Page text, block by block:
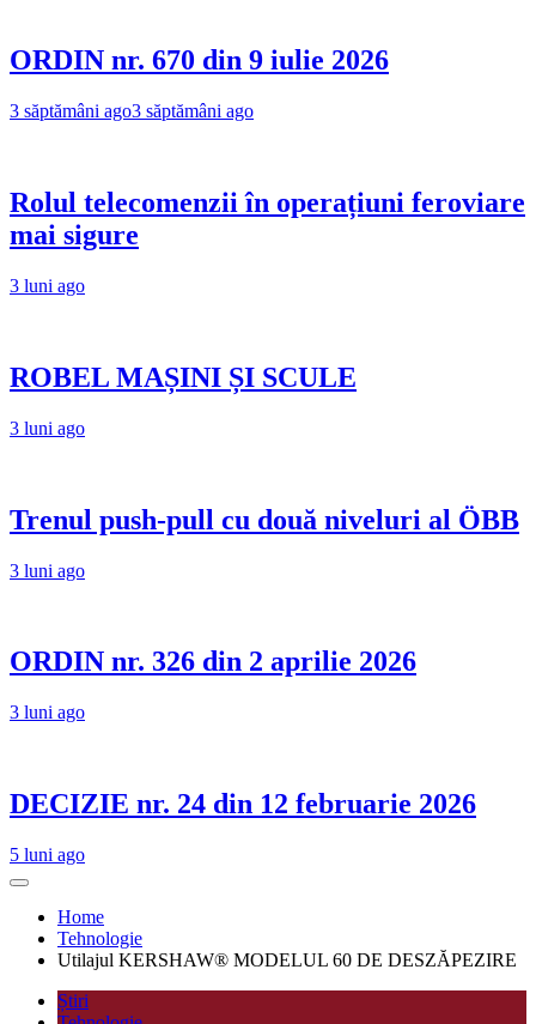
ORDIN nr. 670 din 9 iulie 2026
3 săptămâni ago3 săptămâni ago
Rolul telecomenzii în operațiuni feroviare
mai sigure
3 luni ago
ROBEL MAȘINI ȘI SCULE
3 luni ago
Trenul push-pull cu două niveluri al ÖBB
3 luni ago
ORDIN nr. 326 din 2 aprilie 2026
3 luni ago
DECIZIE nr. 24 din 12 februarie 2026
5 luni ago
Home
Tehnologie
Utilajul KERSHAW® MODELUL 60 DE DESZĂPEZIRE
Știri